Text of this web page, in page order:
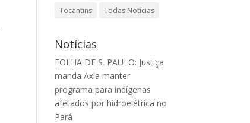
Tocantins
Todas Notícias
Notícias
FOLHA DE S. PAULO: Justiça
manda Axia manter
programa para indígenas
afetados por hidroelétrica no
Pará